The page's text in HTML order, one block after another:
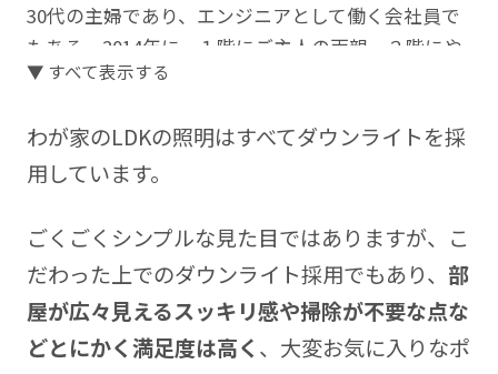
30代の主婦であり、エンジニアとして働く会社員で
もある。2014年に、１階にご主人の両親、２階にや
っこさんご家族（ご主人＋男児２人）が暮らす二世
家づくりの完成までの記録にとどまらず、完成後に
は図面では解らなかった使い勝手・デザインへの感
報を公開し、新築を検討中の人たちに人気のブロガ
ーさんです。
Bloghttps://iemonokoto.blog.jp/
▼ すべて表示する
わが家のLDKの照明はすべてダウンライトを採
用しています。
ごくごくシンプルな見た目ではありますが、こ
だわった上でのダウンライト採用でもあり、 部
屋が広々見えるスッキリ感や掃除が不要な点な
どとにかく満足度は高く 、大変お気に入りなポ